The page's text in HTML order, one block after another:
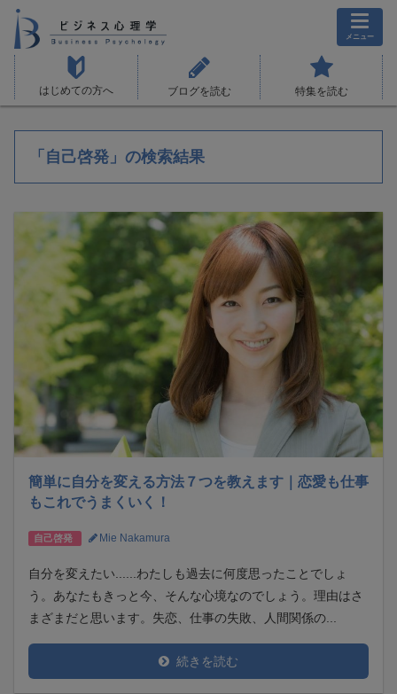
メニュー
はじめての方へ ブログを読む 特集を読む
「自己啓発」の検索結果
簡単に自分を変える方法７つを教えます｜恋愛も仕事
もこれでうまくいく！
自己啓発 Mie Nakamura
自分を変えたい......わたしも過去に何度思ったことでしょ
う。あなたもきっと今、そんな心境なのでしょう。理由はさ
まざまだと思います。失恋、仕事の失敗、人間関係の...
続きを読む